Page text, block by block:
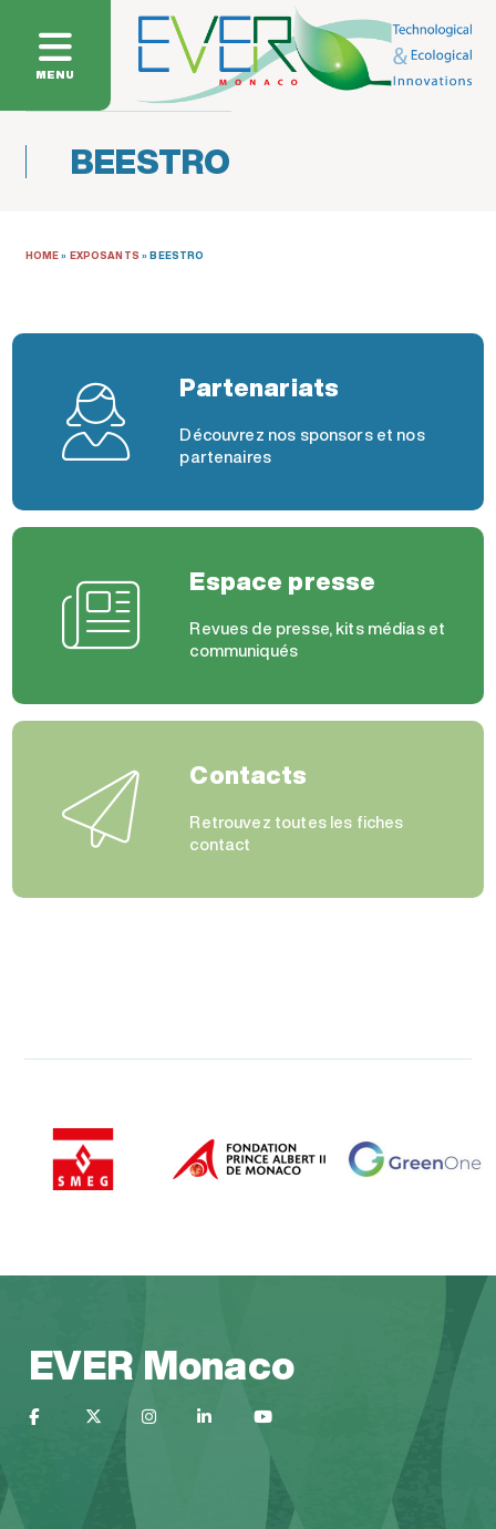
MENU
BEESTRO
HOME» EXPOSANTS »BEESTRO
Partenariats
Découvrez nos sponsors et nos
partenaires
Espace presse
Revues de presse, kits médias et
communiqués
Contacts
Retrouvez toutes les fiches
contact
EVER Monaco